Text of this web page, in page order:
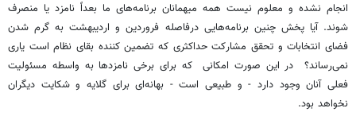
انجام نشده و معلوم نیست همه میهمانان برنامه‌های ما بعداً نامزد یا منصرف
شوند. آیا پخش چنین برنامه‌هایی درفاصله فروردین و اردیبهشت به گرم شدن
فضای انتخابات و تحقق مشارکت حداکثری که تضمین کننده بقای نظام است یاری
نمی‌رساند؟ در این صورت امکانی که برای برخی نامزدها به واسطه مسئولیت
فعلی آنان وجود دارد - و طبیعی است - بهانه‌ای برای گلایه و شکایت دیگران
نخواهد بود.